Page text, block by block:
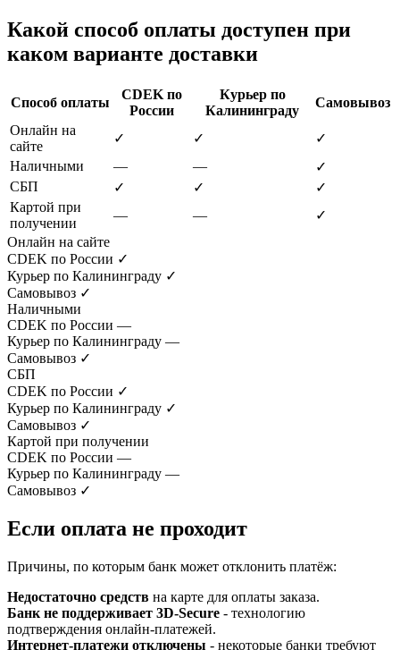
Какой способ оплаты доступен при
каком варианте доставки
Способ оплаты
CDEK по
России
Курьер по
Калининграду
Самовывоз
Онлайн на
сайте
✓ ✓
✓
Наличными
— —
✓
СБП
✓ ✓
✓
Картой при
получении
— —
✓
Онлайн на сайте
CDEK по России ✓
Курьер по Калининграду ✓
Самовывоз ✓
Наличными
CDEK по России —
Курьер по Калининграду —
Самовывоз ✓
СБП
CDEK по России ✓
Курьер по Калининграду ✓
Самовывоз ✓
Картой при получении
CDEK по России —
Курьер по Калининграду —
Самовывоз ✓
Если оплата не проходит
Причины, по которым банк может отклонить платёж:
Недостаточно средств на карте для оплаты заказа.
Банк не поддерживает 3D-Secure - технологию
подтверждения онлайн-платежей.
Интернет-платежи отключены - некоторые банки требуют